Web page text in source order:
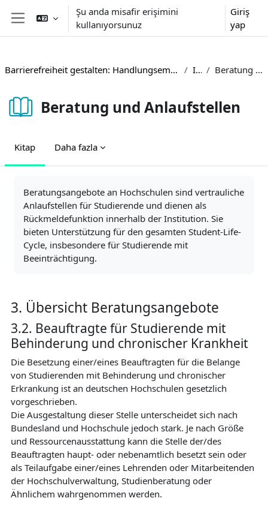
Yan panel
Şu anda misafir erişimini
kullanıyorsunuz
Giriş
yap
Barrierefreiheit gestalten: Handlungsempfehlungen und Beispiele aus der Hochschulpraxis Inhalte Beratung und Anlaufstellen
Beratung und Anlaufstellen
Kitap Daha fazla
Beratungsangebote an Hochschulen sind vertrauliche
Anlaufstellen für Studierende und dienen als
Rückmeldefunktion innerhalb der Institution. Sie
bieten Unterstützung für den gesamten Student-Life-
Cycle, insbesondere für Studierende mit
Beeinträchtigung.
3. Übersicht Beratungsangebote
3.2. Beauftragte für Studierende mit
Behinderung und chronischer Krankheit
Die Besetzung einer/eines Beauftragten für die Belange
von Studierenden mit Behinderung und chronischer
Erkrankung ist an deutschen Hochschulen gesetzlich
vorgeschrieben.
Die Ausgestaltung dieser Stelle unterscheidet sich nach
Bundesland und Hochschule jedoch stark. Je nach Größe
und Ressourcenausstattung kann die Stelle der/des
Beauftragten haupt- oder nebenamtlich besetzt sein oder
als Teilaufgabe einer/eines Lehrenden oder Mitarbeitenden
der Hochschulverwaltung, Studienberatung oder
Ähnlichem wahrgenommen werden.